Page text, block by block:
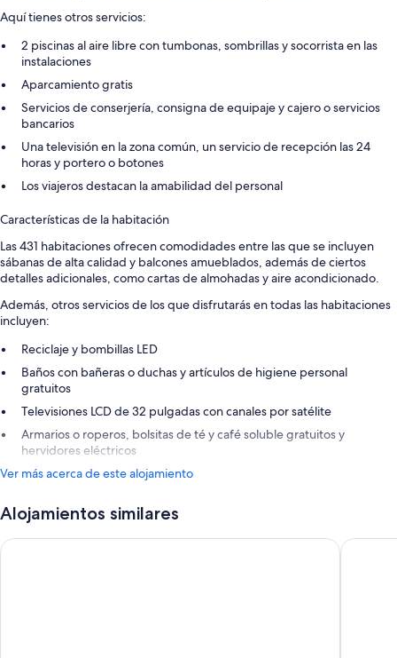
Aquí tienes otros servicios:
2 piscinas al aire libre con tumbonas, sombrillas y socorrista en las
instalaciones
Aparcamiento gratis
Servicios de conserjería, consigna de equipaje y cajero o servicios
bancarios
Una televisión en la zona común, un servicio de recepción las 24
horas y portero o botones
Los viajeros destacan la amabilidad del personal
Características de la habitación
Las 431 habitaciones ofrecen comodidades entre las que se incluyen
sábanas de alta calidad y balcones amueblados, además de ciertos
detalles adicionales, como cartas de almohadas y aire acondicionado.
Además, otros servicios de los que disfrutarás en todas las habitaciones
incluyen:
Reciclaje y bombillas LED
Baños con bañeras o duchas y artículos de higiene personal
gratuitos
Televisiones LCD de 32 pulgadas con canales por satélite
Armarios o roperos, bolsitas de té y café soluble gratuitos y
hervidores eléctricos
Ver más acerca de este alojamiento
Alojamientos similares
Servatur Waikiki Barceló